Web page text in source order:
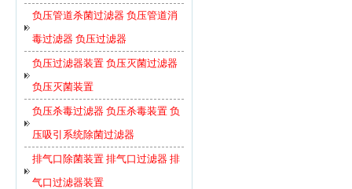
负压管道杀菌过滤器 负压管道消
毒过滤器 负压过滤器
负压过滤器装置 负压灭菌过滤器
负压灭菌装置
负压杀毒过滤器 负压杀毒装置 负
压吸引系统除菌过滤器
排气口除菌装置 排气口过滤器 排
气口过滤器装置